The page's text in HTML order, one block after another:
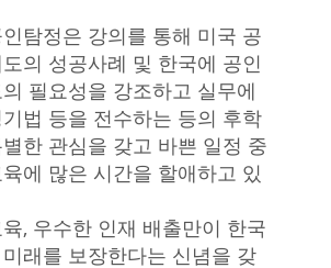
탐정은 강의를 통해 미국 공
의 성공사례 및 한국에 공인
필요성을 강조하고 실무에
법 등을 전수하는 등의 후학
한 관심을 갖고 바쁜 일정 중
에 많은 시간을 할애하고 있
, 우수한 인재 배출만이 한국
래를 보장한다는 신념을 갖